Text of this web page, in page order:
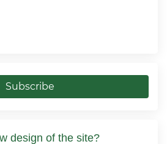
Subscribe
design of the site?